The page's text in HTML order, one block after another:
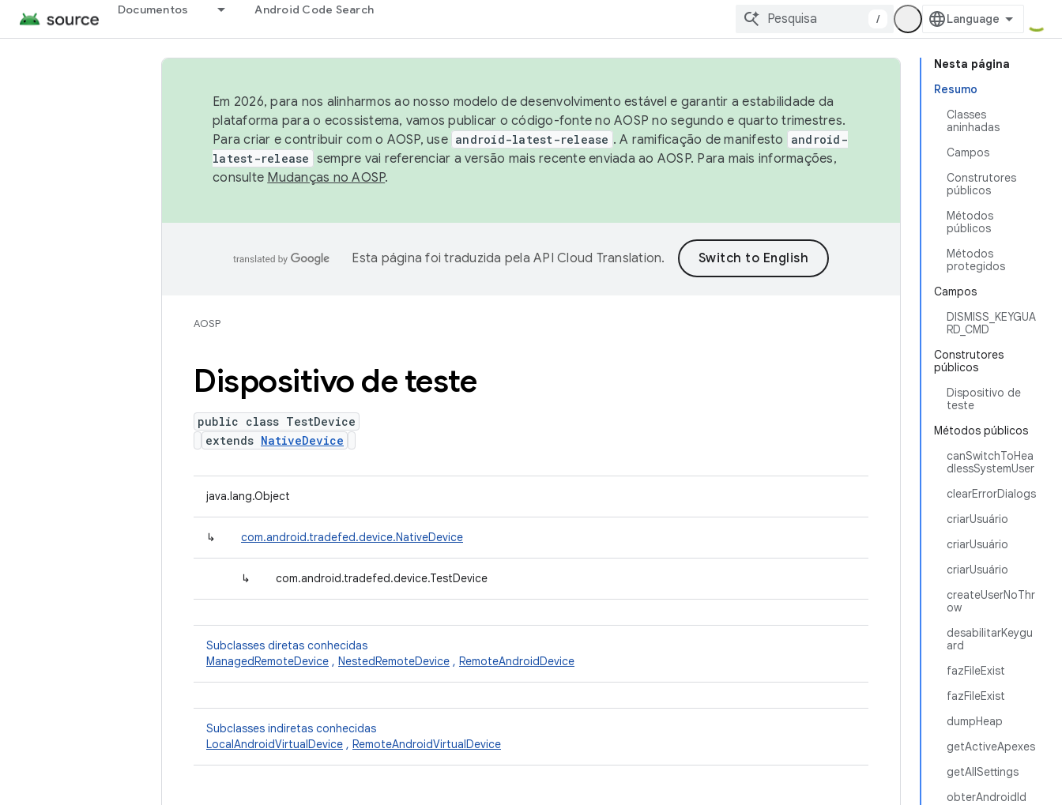
Documentos Android Code Search
/
Nesta página
Resumo
Classes
aninhadas
Campos
Construtores
públicos
Métodos
públicos
Métodos
protegidos
Campos
DISMISS_KEYGUA
RD_CMD
Construtores
públicos
Dispositivo de
teste
Métodos públicos
canSwitchToHea
dlessSystemUser
clearErrorDialogs
criarUsuário
criarUsuário
criarUsuário
createUserNoThr
ow
desabilitarKeygu
ard
fazFileExist
fazFileExist
dumpHeap
getActiveApexes
getAllSettings
obterAndroidId
Em 2026, para nos alinharmos ao nosso modelo de desenvolvimento estável e garantir a estabilidade da
plataforma para o ecossistema, vamos publicar o código-fonte no AOSP no segundo e quarto trimestres.
Para criar e contribuir com o AOSP, use android-latest-release . A ramificação de manifesto
android-
latest-release sempre vai referenciar a versão mais recente enviada ao AOSP. Para mais informações,
consulte Mudanças no AOSP.
Esta página foi traduzida pela API Cloud Translation.
AOSP
Dispositivo de teste
public class TestDevice
extends NativeDevice
java.lang.Object
↳ com.android.tradefed.device.NativeDevice
↳ com.android.tradefed.device.TestDevice
Subclasses diretas conhecidas
ManagedRemoteDevice , NestedRemoteDevice , RemoteAndroidDevice
Subclasses indiretas conhecidas
LocalAndroidVirtualDevice , RemoteAndroidVirtualDevice